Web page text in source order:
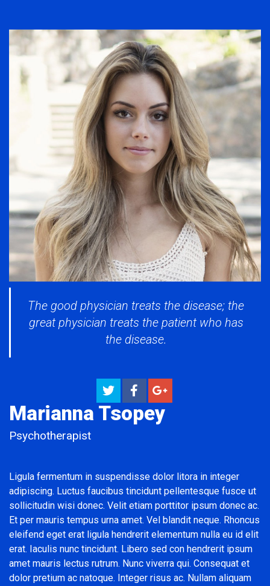
The good physician treats the disease; the
great physician treats the patient who has
the disease.
Marianna Tsopey
Psychotherapist
Ligula fermentum in suspendisse dolor litora in integer
adipiscing. Luctus faucibus tincidunt pellentesque fusce ut
sollicitudin wisi donec. Velit etiam porttitor ipsum donec ac.
Et per mauris tempus urna amet. Vel blandit neque. Rhoncus
eleifend eget erat ligula hendrerit elementum nulla eu id elit
erat. Iaculis nunc tincidunt. Libero sed con hendrerit ipsum
amet mauris lectus rutrum. Nunc viverra qui. Consequat et
dolor pretium ac natoque. Integer risus ac. Nullam aliquam